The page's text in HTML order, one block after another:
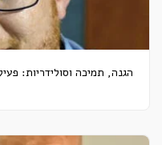
הגנה, תמיכה וסולידריות: